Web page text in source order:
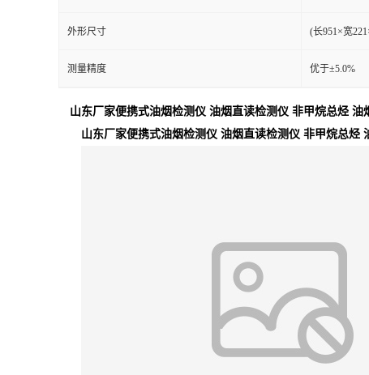
外形尺寸 (长951×宽
测量精度 优于±5.0%
山东厂家便携式油烟检测仪 油烟直读检测仪 非甲烷总烃 油
山东厂家便携式油烟检测仪 油烟直读检测仪 非甲烷总烃